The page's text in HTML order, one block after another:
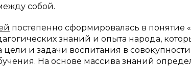
собой.
постепенно сформировалась в понятие
знаний и опыта народа,
и задачи воспитания в
На основе массива знаний